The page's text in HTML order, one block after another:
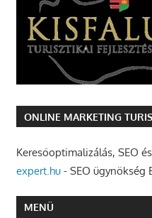
ONLINE MARKETING
Keresőoptimalizálás, SEO
expert.hu- SEO ügynökség
MENÜ